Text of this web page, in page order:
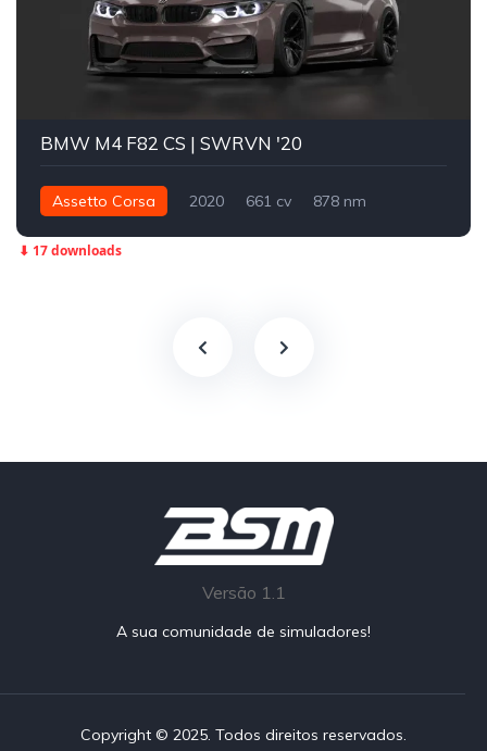
BMW M4 F82 CS | SWRVN '20
Assetto Corsa 2020 661 cv
878 nm
⬇ 17 downloads
Versão 1.1
A sua comunidade de simuladores!
Copyright © 2025. Todos direitos reservados.